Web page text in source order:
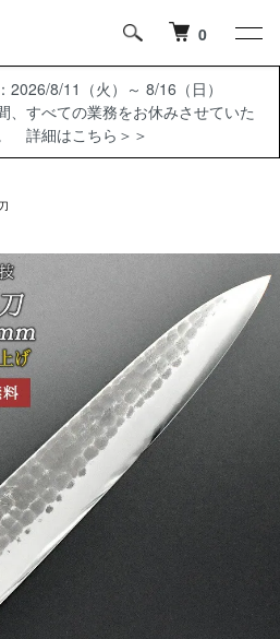
0
2026/8/11（火）～ 8/16（日）
、すべての業務をお休みさせていた
詳細はこちら＞＞